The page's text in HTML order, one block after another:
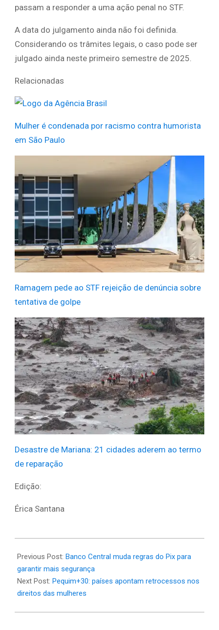
passam a responder a uma ação penal no STF.
A data do julgamento ainda não foi definida.
Considerando os trâmites legais, o caso pode ser
julgado ainda neste primeiro semestre de 2025.
Relacionadas
Mulher é condenada por racismo contra humorista
em São Paulo
Ramagem pede ao STF rejeição de denúncia sobre
tentativa de golpe
Desastre de Mariana: 21 cidades aderem ao termo
de reparação
Edição:
Érica Santana
03-
06
Previous Post: Banco Central muda regras do Pix para
garantir mais segurança
Next Post: Pequim+30: países apontam retrocessos nos
direitos das mulheres